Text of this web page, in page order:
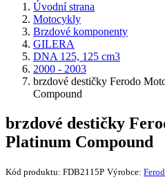
Úvodní strana
Motocykly
Brzdové komponenty
GILERA
DNA 125, 125 cm3
2000 - 2003
brzdové destičky Ferodo
Compound
brzdové destičky
Platinum Compound
Kód produktu: FDB2115P Výrobce: